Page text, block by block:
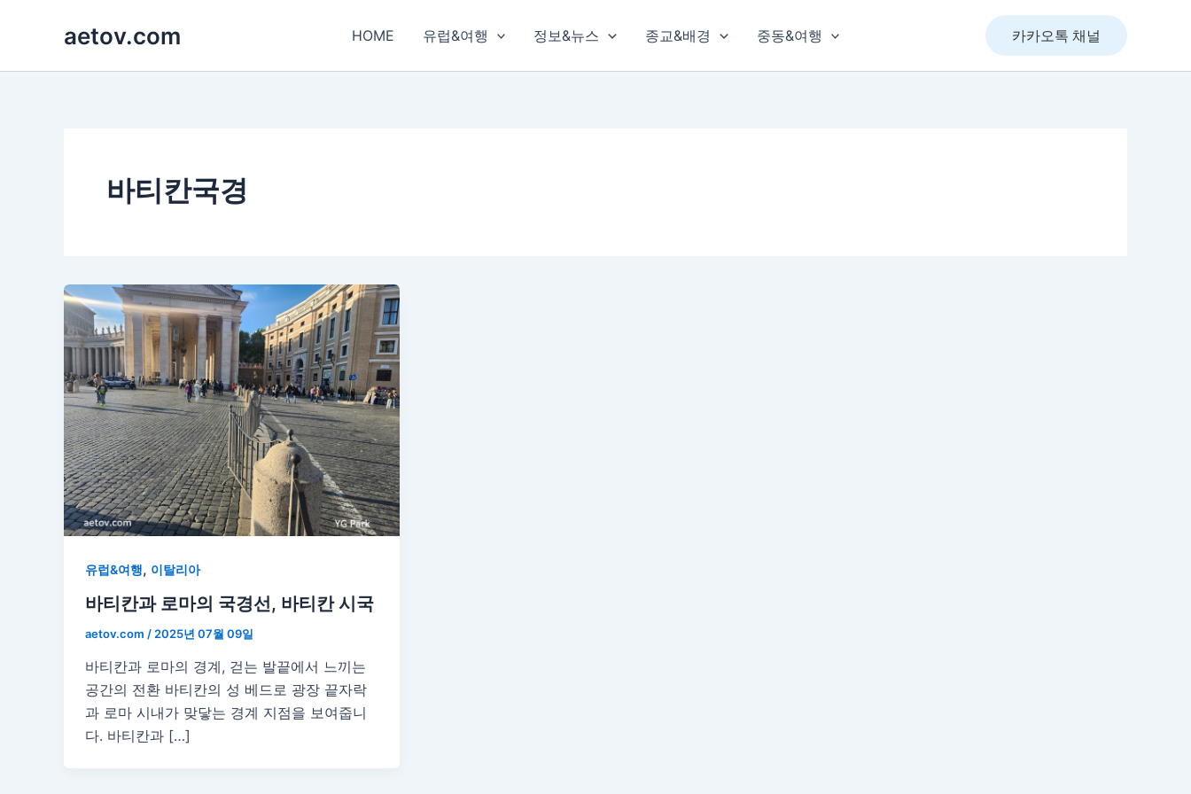
aetov.com HOME 유럽&여행 정보&뉴스 종교&배경 중동&여행 카카오톡 채널
바티칸국경
유럽&여행, 이탈리아
바티칸과 로마의 국경선, 바티칸 시국
aetov.com / 2025년 07월 09일
바티칸과 로마의 경계, 걷는 발끝에서 느끼는
공간의 전환 바티칸의 성 베드로 광장 끝자락
과 로마 시내가 맞닿는 경계 지점을 보여줍니
다. 바티칸과 […]